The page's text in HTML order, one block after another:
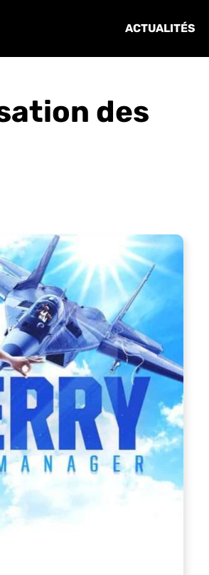
ACTUALITÉS
des